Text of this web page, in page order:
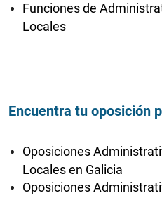
Funciones de
Locales
Encuentra tu oposición
Oposiciones
Locales en Galicia
Oposiciones